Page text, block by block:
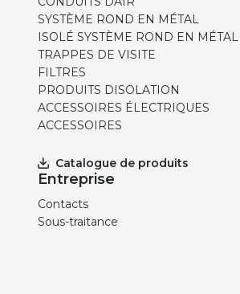
SYSTÈME ROND EN MÉTAL
ISOLÉ SYSTÈME ROND EN MÉTAL
TRAPPES DE VISITE
FILTRES
PRODUITS DISOLATION
ACCESSOIRES ÉLECTRIQUES
ACCESSOIRES
Catalogue de produits
Entreprise
Contacts
Sous-traitance